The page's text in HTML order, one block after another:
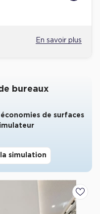
En savoir plus
bureaux
de surfaces
simulation